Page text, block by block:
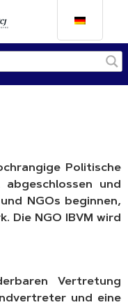
Politische
und
NGOs beginnen,
Die NGO IBVM wird
Vertretung
und eine